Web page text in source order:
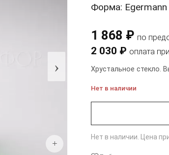
›
+
Форма: Egermann
1 868 ₽ по
2 030 ₽ оплата
Хрустальное стекло.
Нет в наличии
Нет в наличии. Цена